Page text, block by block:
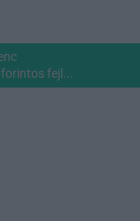
fejl...